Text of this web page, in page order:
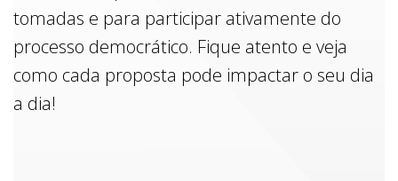
tomadas e para participar ativamente do
processo democrático. Fique atento e veja
como cada proposta pode impactar o seu dia
a dia!